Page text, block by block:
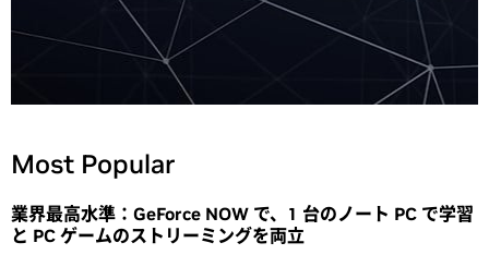
Most Popular
業界最高水準：GeForce NOW で、1 台のノート PC で学習
と PC ゲームのストリーミングを両立